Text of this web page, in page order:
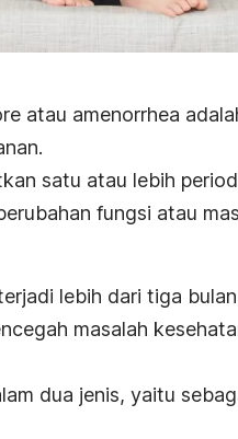
atau amenorrhea
satu atau lebih
fungsi atau
lebih dari tiga
masalah
dua jenis, yaitu